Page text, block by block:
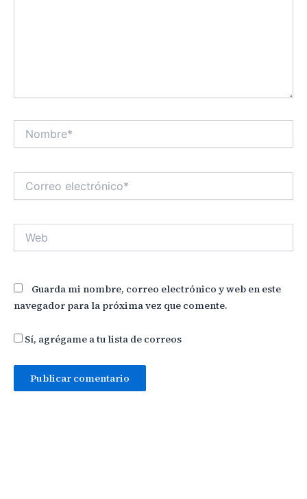
Nombre*
electrónico*
Web
Guarda mi nombre, correo electrónico y web en este
navegador para la próxima vez que comente.
Sí, agrégame a tu lista de correos